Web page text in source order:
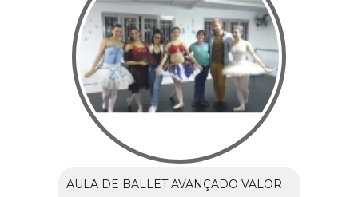
AULA DE BALLET AVANÇADO VALOR